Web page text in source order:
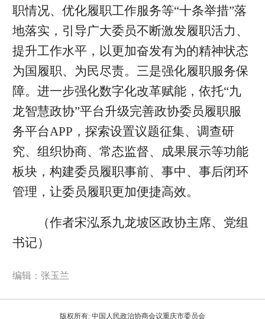
职情况、优化履职工作服务等“十条举措”落
地落实，引导广大委员不断激发履职活力、
提升工作水平，以更加奋发有为的精神状态
为国履职、为民尽责。三是强化履职服务保
障。进一步强化数字化改革赋能，依托“九
龙智慧政协”平台升级完善政协委员履职服
务平台APP，探索设置议题征集、调查研
究、组织协商、常态监督、成果展示等功能
板块，构建委员履职事前、事中、事后闭环
管理，让委员履职更加便捷高效。
（作者宋泓系九龙坡区政协主席、党组
书记）
编辑：张玉兰
版权所有: 中国人民政治协商会议重庆市委员会